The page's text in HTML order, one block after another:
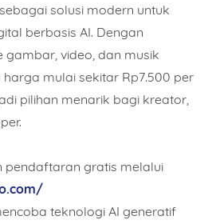
solusi modern untuk
berbasis AI. Dengan
video, dan musik
mulai sekitar Rp7.500 per
pilihan menarik bagi kreator,
pendaftaran gratis melalui
teknologi AI generatif